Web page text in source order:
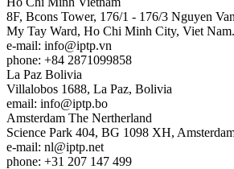
8F, Bcons Tower, 176/1 - 176/3 Nguyen
My Tay Ward, Ho Chi Minh City, Viet Nam.
e-mail: info
iptp.vn
phone: +84 2871099858
La Paz Bolivia
Villalobos 1688, La Paz, Bolivia
email: info
iptp.bo
Amsterdam The Nertherland
Science Park 404, BG 1098 XH,
e-mail: nl
iptp.net
phone: +31 207 147 499